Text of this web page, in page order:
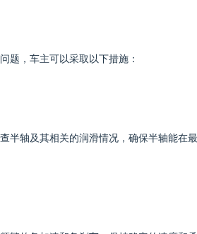
题，车主可以采取以下措施：
半轴及其相关的润滑情况，确保半轴能在